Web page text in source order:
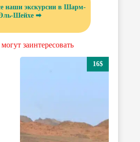
наши экскурсии в Шарм-
Шейхе ➡
заинтересовать
16$